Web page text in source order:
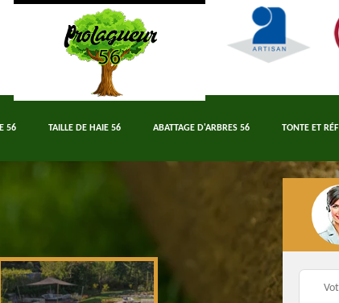
56 TAILLE DE HAIE 56 ABATTAGE D'ARBRES 56 TONTE ET